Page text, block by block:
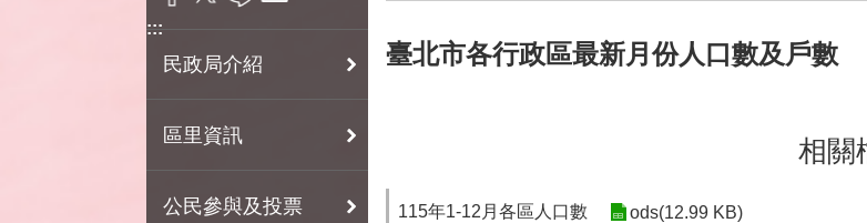
:::
民政局介紹
區里資訊
公民參與及投票
臺北市各行政區最新月份人口數及戶數
相關
115年1-12月各區人口數 ods(12.99 KB)